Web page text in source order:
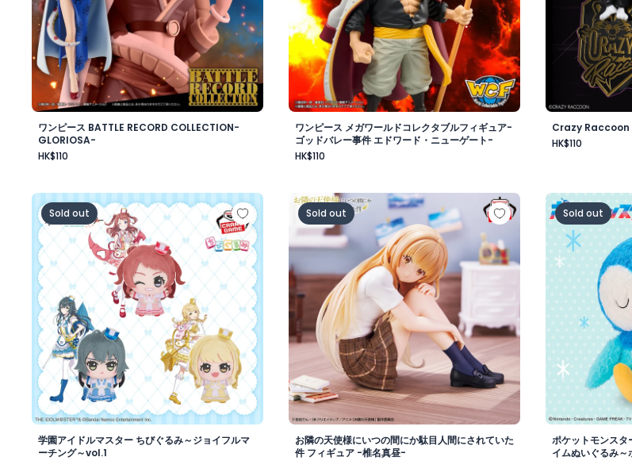
ワンピース BATTLE RECORD COLLECTION-
GLORIOSA-
HK$110
ワンピース メガワールドコレクタブルフィギュア-
ゴッドバレー事件 エドワード・ニューゲート-
HK$110
Crazy Raccoon
HK$110
学園アイドルマスター ちびぐるみ～ジョイフルマーチング～vol.1
Sold out
学園アイドルマスター ちびぐるみ～ジョイフルマ
ーチング～vol.1
お隣の天使様にいつの間にか駄目人間にされていた件 フィ
Sold out
お隣の天使様にいつの間にか駄目人間にされていた
件 フィギュア -椎名真昼-
ポケットモン
Sold out
ポケットモンスタ
イムぬいぐるみ～